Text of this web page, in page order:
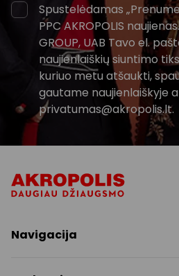
Spustelėdamas
PPC AKROPOLIS
GROUP, UAB Tavo el.
naujienlaiškių siuntimo
kuriuo metu atšaukti,
gautame naujienlaiškyje
privatumas@akropolis.lt.
Navigacija